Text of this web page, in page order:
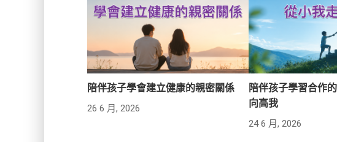
陪伴孩子學會建立健康的親密關係
26 6 月, 2026
陪伴孩子學習合作
向高我
24 6 月, 2026